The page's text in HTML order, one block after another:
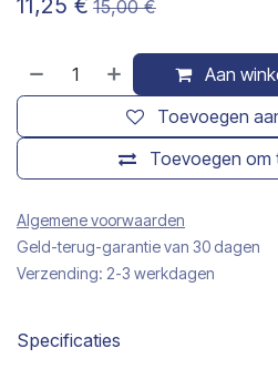
15,00€
Aan
Toevoegen om
Toevoegen
Algemene voorwaarden
Geld-terug-garantie van 30 dagen
Verzending: 2-3 werkdagen
Specificaties